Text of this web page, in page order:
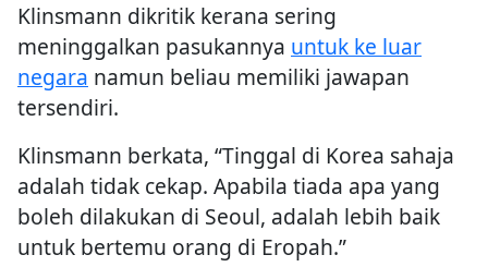
Klinsmann dikritik kerana sering
meninggalkan pasukannya untuk ke luar
negara namun beliau memiliki jawapan
tersendiri.
Klinsmann berkata, “Tinggal di Korea sahaja
adalah tidak cekap. Apabila tiada apa yang
boleh dilakukan di Seoul, adalah lebih baik
untuk bertemu orang di Eropah.”